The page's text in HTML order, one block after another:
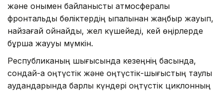
және онымен байланысты атмосфералық
фронтальды бөліктердің ықпалынан жаңбыр жауып,
найзағай ойнайды, жел күшейеді, кей өңірлерде
бұршақ жаууы мүмкін.
Республиканың шығысында кезеңнің басында,
сондай-ақ оңтүстік және оңтүстік-шығыстың таулы
аудандарында барлық күндері оңтүстік циклонның